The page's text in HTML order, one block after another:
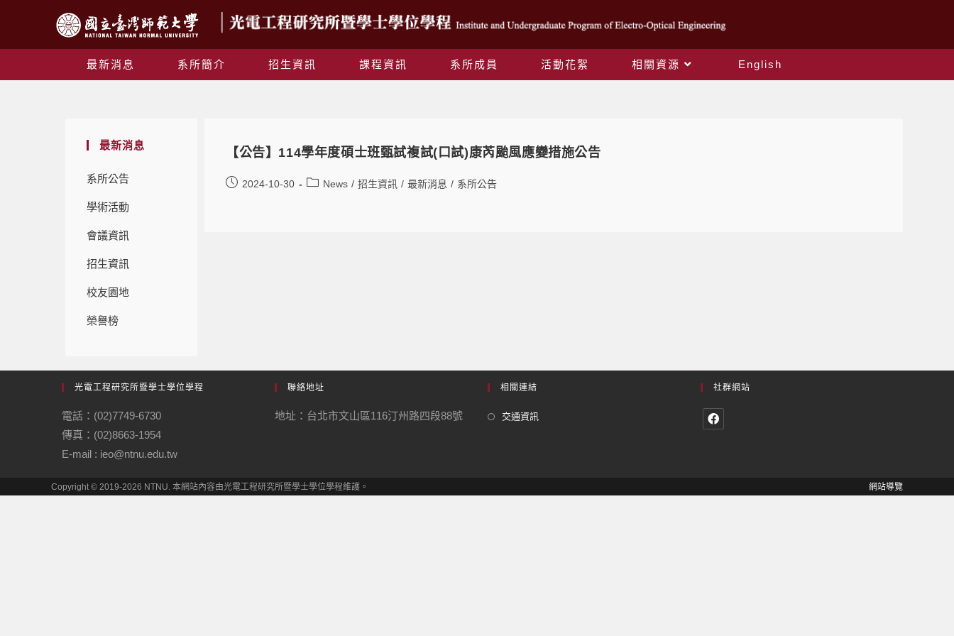
最新消息 系所簡介 招生資訊 課程資訊 系所成員 活動花絮 相關資源
English
最新消息
系所公告
學術活動
會議資訊
招生資訊
校友園地
榮譽榜
【公告】114學年度碩士班甄試複試(口試)康芮颱風應變措施公告
2024-10-30 News / 招生資訊 / 最新消息 / 系所公告
光電工程研究所暨學士學位學程
電話：(02)7749-6730
傳真：(02)8663-1954
E-mail : ieo@ntnu.edu.tw
聯絡地址
地址：台北市文山區116汀州路四段88號
相關連結
交通資訊
社群網站
網站導覽
Copyright © 2019-2026 NTNU. 本網站內容由光電工程研究所暨學士學位學程維護。